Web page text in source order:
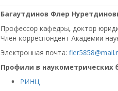
Багаутдинов Флер
Профессор кафедры, доктор
Член-корреспондент Академии
Электронная почта:
Профили в наукометрических
РИНЦ